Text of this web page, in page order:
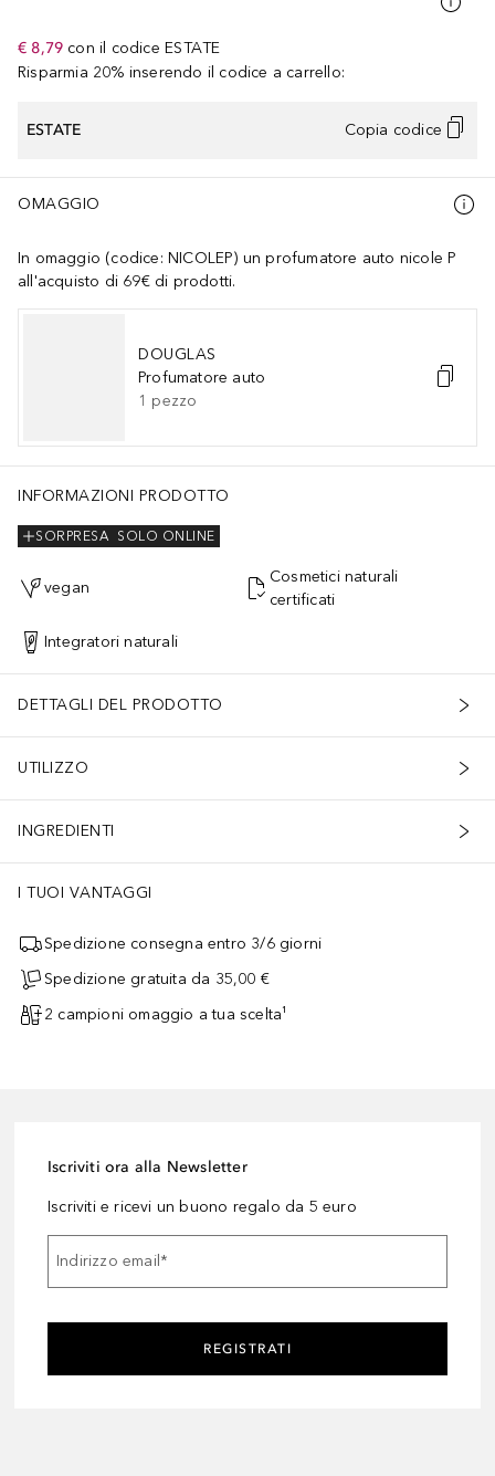
€ 8,79 con il codice ESTATE
Risparmia 20% inserendo il codice a carrello:
ESTATE Copia codice
OMAGGIO
In omaggio (codice: NICOLEP) un profumatore auto nicole P
all'acquisto di 69€ di prodotti.
DOUGLAS
Profumatore auto
1 pezzo
INFORMAZIONI PRODOTTO
SOLO ONLINE
SORPRESA
vegan
Cosmetici naturali
certificati
Integratori naturali
DETTAGLI DEL PRODOTTO
UTILIZZO
INGREDIENTI
I TUOI VANTAGGI
Spedizione consegna entro 3/6 giorni
Spedizione gratuita da 35,00 €
2 campioni omaggio a tua scelta¹
Iscriviti ora alla Newsletter
Iscriviti e ricevi un buono regalo da 5 euro
Indirizzo email*
REGISTRATI